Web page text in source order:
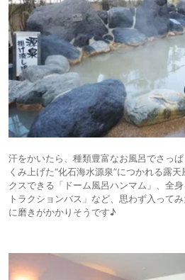
汗をかいたら、種類豊富なお風呂でさっ
くみ上げた“化石海水源泉”につかれる露
クスできる「ドーム風呂ハンマム」、全
トラクションバス」など、思わず入って
に磨きがかかりそうです♪